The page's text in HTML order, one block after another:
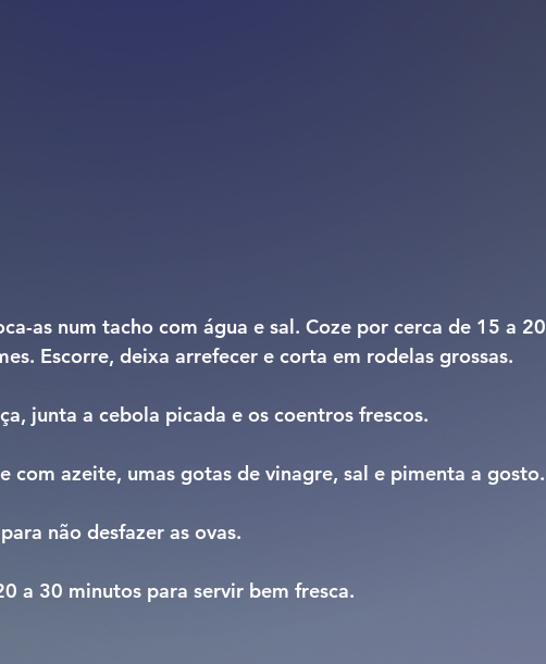
as num tacho com água e sal. Coze por cerca de 15 a 20
Escorre, deixa arrefecer e corta em rodelas grossas.
junta a cebola picada e os coentros frescos.
com azeite, umas gotas de vinagre, sal e pimenta a gosto.
não desfazer as ovas.
a 30 minutos para servir bem fresca.